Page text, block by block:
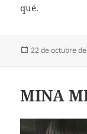
qué.
Publicado
22 de octubre
MINA